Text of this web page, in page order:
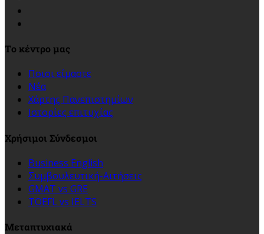
Τo κέντρο μας
Ποιοι είμαστε
Νέα
Xάρτης Πανεπιστημίων
Ιστορίες επιτυχίας
Χρήσιμοι Σύνδεσμοι
Business English
Συμβουλευτική-Αιτήσεις
GMAT vs GRE
TOEFL vs IELTS
Μεταπτυχιακά